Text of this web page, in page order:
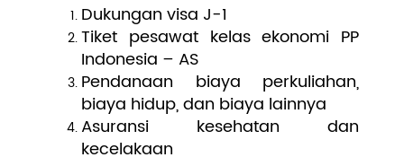
Dukungan visa J-1
Tiket pesawat kelas ekonomi PP
Indonesia – AS
Pendanaan biaya perkuliahan,
biaya hidup, dan biaya lainnya
Asuransi kesehatan dan
kecelakaan